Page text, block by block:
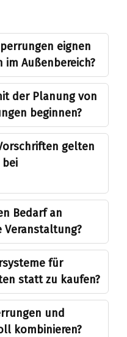
eignen
Außenbereich?
der Planung von
beginnen?
gelten
Bedarf an
für
statt zu kaufen?
und
kombinieren?